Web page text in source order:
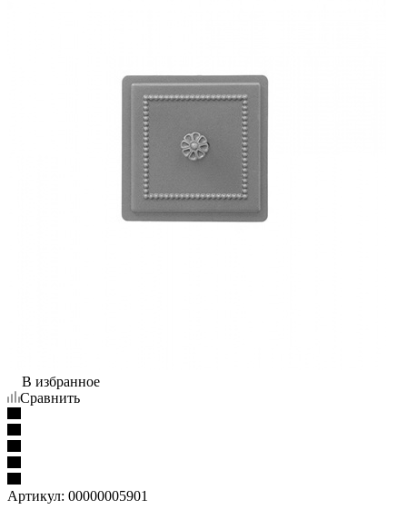
В избранное
Сравнить
Артикул: 00000005901